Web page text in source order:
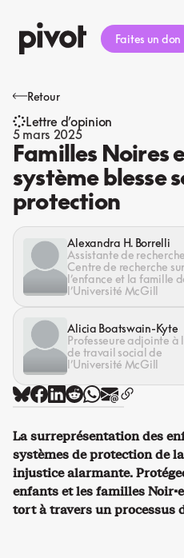
au
contenu
Faites un don
Retour
Lettre d’opinion
5 mars 2025
Familles Noires
système blesse
protection
Alexandra H. Borrelli
Assistante de
Centre de recherche sur
l’enfance et la famille
l’Université McGill
Alicia Boatswain-Kyte
Professeure adjointe à
de travail social de
l’Université McGill
La surreprésentation des
systèmes de protection de
injustice alarmante.
enfants et les familles
tort à travers un processus